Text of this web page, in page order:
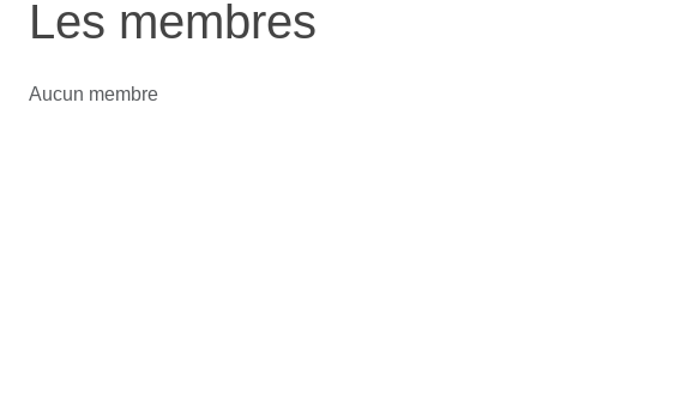
Les membres
Aucun membre